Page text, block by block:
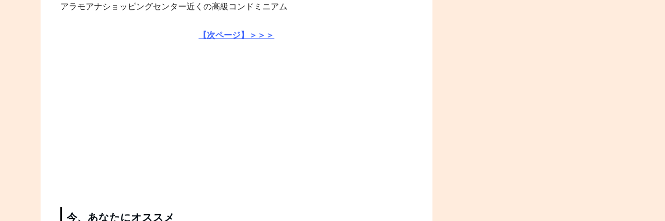
アラモアナショッピングセンター近くの高級コンドミニアム
【次ページ】＞＞＞
今、あなたにオススメ